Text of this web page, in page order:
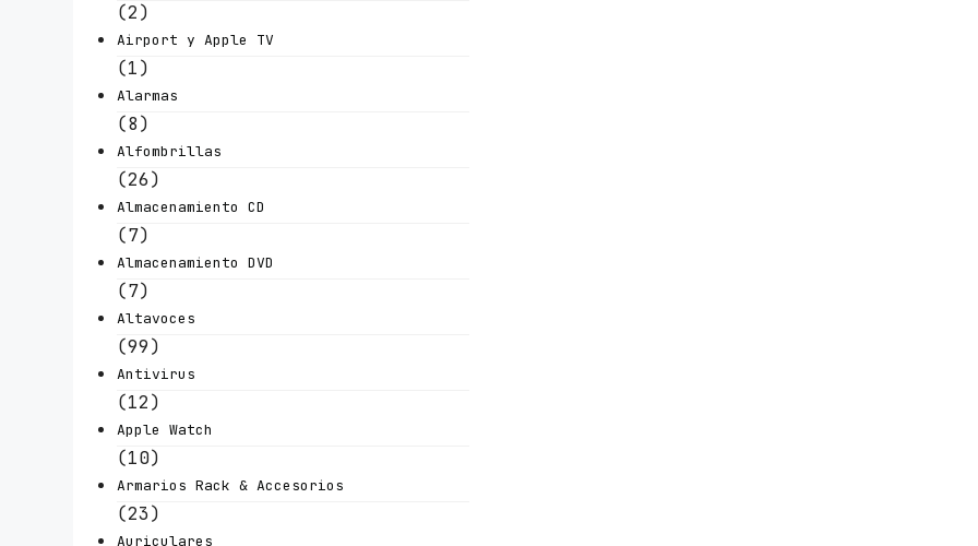
(2)
Airport y Apple TV
(1)
Alarmas
(8)
Alfombrillas
(26)
Almacenamiento CD
(7)
Almacenamiento DVD
(7)
Altavoces
(99)
Antivirus
(12)
Apple Watch
(10)
Armarios Rack & Accesorios
(23)
Auriculares